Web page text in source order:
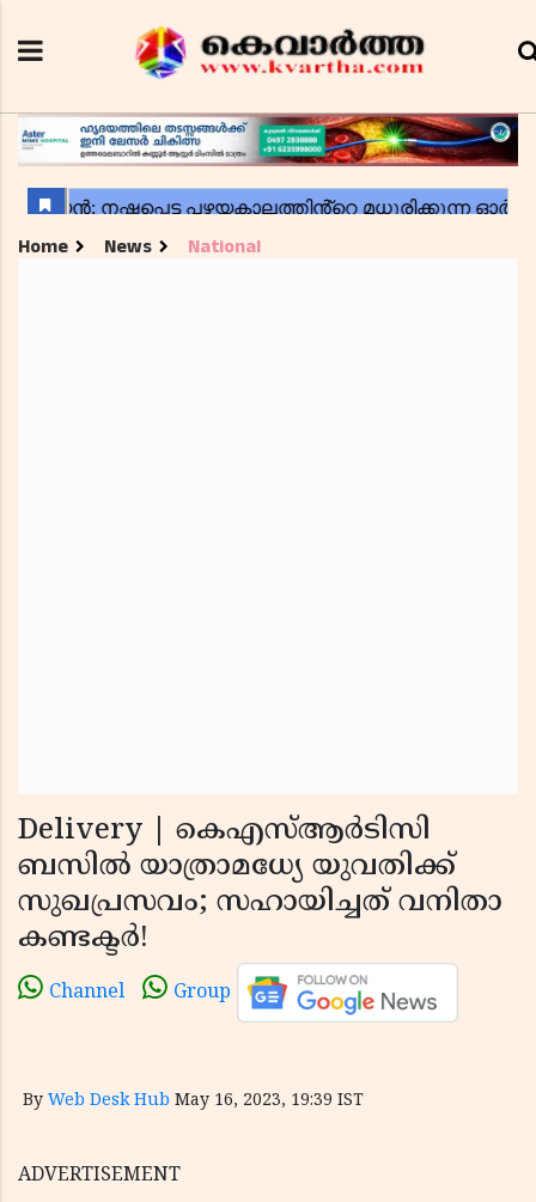
Home News National
Delivery | കെഎസ്ആര്‍ടിസി
ബസില്‍ യാത്രാമധ്യേ യുവതിക്ക്
സുഖപ്രസവം; സഹായിച്ചത് വനിതാ
കണ്ടക്ടര്‍!
Channel Group
By Web Desk Hub May 16, 2023, 19:39 IST
ADVERTISEMENT